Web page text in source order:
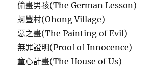
偷畫男孩(The German Lesson)
蚵豐村(Ohong Village)
惡之畫(The Painting of Evil)
無罪證明(Proof of Innocence)
童心計畫(The House of Us)